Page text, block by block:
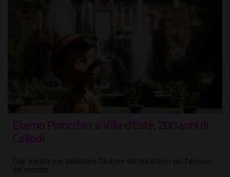
Eterno Pinocchio: a Villa d'Este, 200 anni di
Collodi
Due serate per celebrare l'autore del burattino più famoso
del mondo